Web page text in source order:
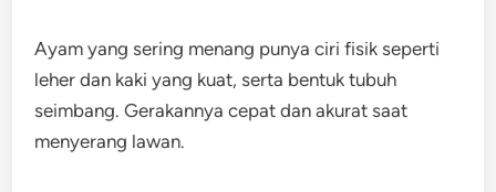
Ayam yang sering menang punya ciri fisik seperti
leher dan kaki yang kuat, serta bentuk tubuh
seimbang. Gerakannya cepat dan akurat saat
menyerang lawan.